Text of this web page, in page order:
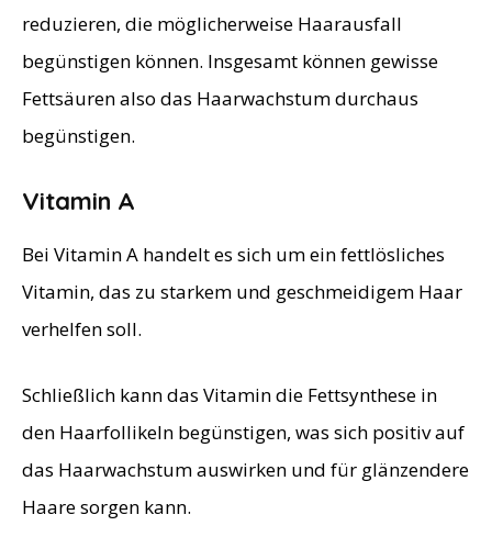
reduzieren, die möglicherweise Haarausfall
begünstigen können. Insgesamt können gewisse
Fettsäuren also das Haarwachstum durchaus
begünstigen.
Vitamin A
Bei Vitamin A handelt es sich um ein fettlösliches
Vitamin, das zu starkem und geschmeidigem Haar
verhelfen soll.
Schließlich kann das Vitamin die Fettsynthese in
den Haarfollikeln begünstigen, was sich positiv auf
das Haarwachstum auswirken und für glänzendere
Haare sorgen kann.